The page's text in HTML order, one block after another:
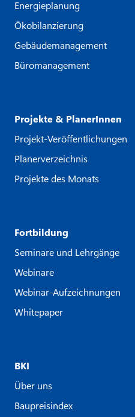
Energieplanung
Ökobilanzierung
Gebäudemanagement
Büromanagement
Projekte & PlanerInnen
Projekt-Veröffentlichungen
Planerverzeichnis
Projekte des Monats
Fortbildung
Seminare und Lehrgänge
Webinare
Webinar-Aufzeichnungen
Whitepaper
BKI
Über uns
Baupreisindex